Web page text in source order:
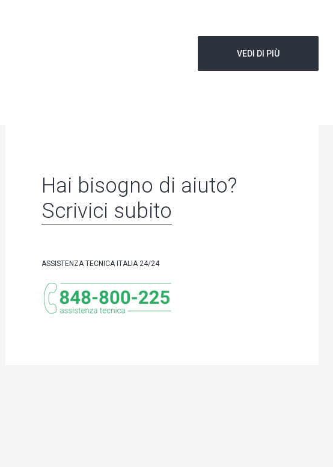
VEDI DI PIÙ
Hai bisogno di aiuto?
Scrivici subito
ASSISTENZA TECNICA ITALIA 24/24